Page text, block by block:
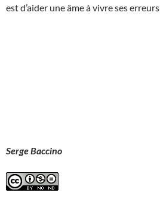
est d’aider une âme à vivre ses erreurs
Serge Baccino